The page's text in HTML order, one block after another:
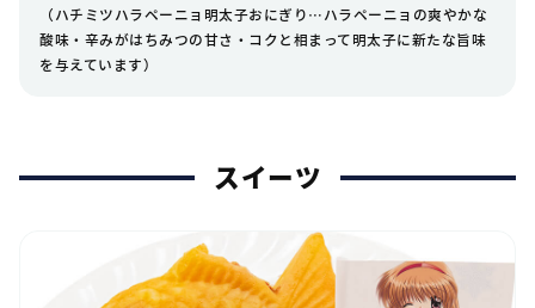
（ハチミツハラペーニョ明太子おにぎり…ハラペーニョの爽やかな
酸味・辛みがはちみつの甘さ・コクと相まって明太子に新たな旨味
を与えています）
スイーツ